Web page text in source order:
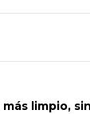
más limpio,